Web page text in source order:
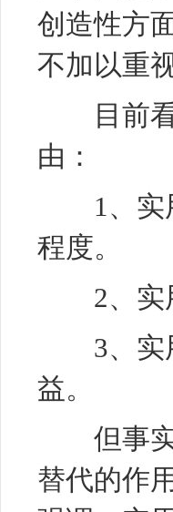
创造性方
不加以重视
目前看
由：
1、实用
程度。
2、实用
3、实用
益。
但事实
替代的作